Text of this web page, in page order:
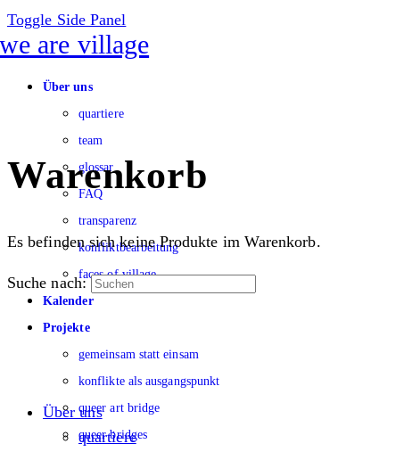
Toggle Side Panel
Über uns
quartiere
team
glossar
FAQ
transparenz
konfliktbearbeitung
faces of village
Kalender
Projekte
gemeinsam statt einsam
konflikte als ausgangspunkt
queer art bridge
queer bridges
Warenkorb
Es befinden sich keine Produkte im Warenkorb.
Suche nach:
Über uns
quartiere